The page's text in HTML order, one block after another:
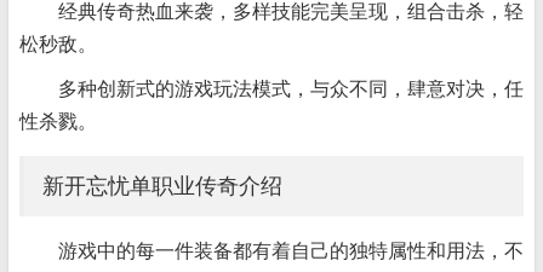
经典传奇热血来袭，多样技能完美呈现，组合击杀，轻
松秒敌。
多种创新式的游戏玩法模式，与众不同，肆意对决，任
性杀戮。
新开忘忧单职业传奇介绍
游戏中的每一件装备都有着自己的独特属性和用法，不